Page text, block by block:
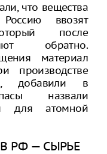
что вещества
ввозят
после
обратно.
материал
производстве
добавили в
назвали
для атомной
РФ — СЫРЬЕ